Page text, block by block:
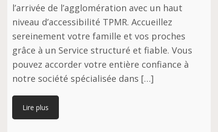
l’arrivée de l’agglomération avec un haut
niveau d’accessibilité TPMR. Accueillez
sereinement votre famille et vos proches
grâce à un Service structuré et fiable. Vous
pouvez accorder votre entière confiance à
notre société spécialisée dans […]
Lire plus